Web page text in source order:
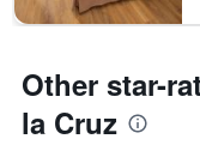
Other star-
la Cruz